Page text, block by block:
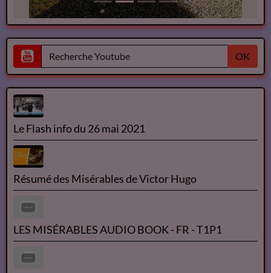
OK
Le Flash info du 26 mai 2021
Résumé des Misérables de Victor Hugo
LES MISÉRABLES AUDIO BOOK - FR - T1P1